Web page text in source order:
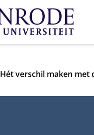
Hét verschil maken met